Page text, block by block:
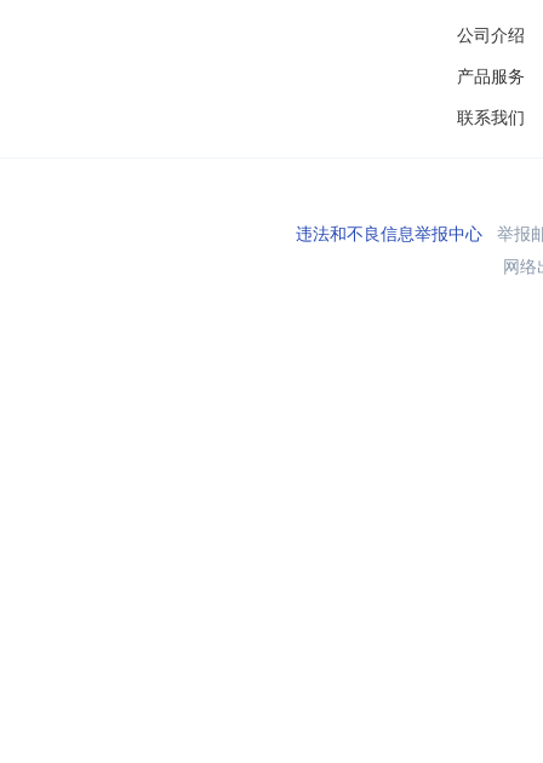
公司介绍
产品服务
联系我们
违法和不良信息举报中心举报
网